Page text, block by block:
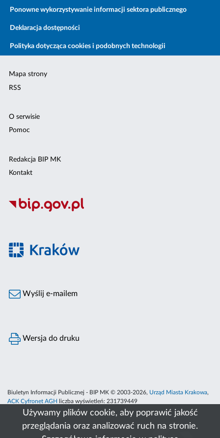
Używamy plików cookie, aby poprawić jakość
przeglądania oraz analizować ruch na stronie.
Ponowne wykorzystywanie informacji sektora publicznego
Deklaracja dostępności
Polityka dotycząca cookies i podobnych technologii
Mapa strony
RSS
O serwisie
Pomoc
Redakcja BIP MK
Kontakt
Wyślij e-mailem
Wersja do druku
Biuletyn Informacji Publicznej - BIP MK © 2003-2026, Urząd Miasta Krakowa,
ACK Cyfronet AGH
liczba wyświetleń: 231739449